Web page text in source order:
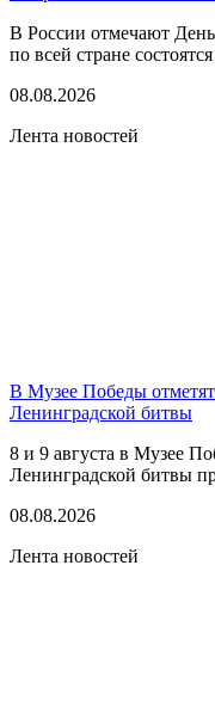
В России отмечают
по всей стране
08.08.2026
Лента новостей
В Музее Победы
Ленинградской битвы
8 и 9 августа в Музее
Ленинградской битвы
08.08.2026
Лента новостей